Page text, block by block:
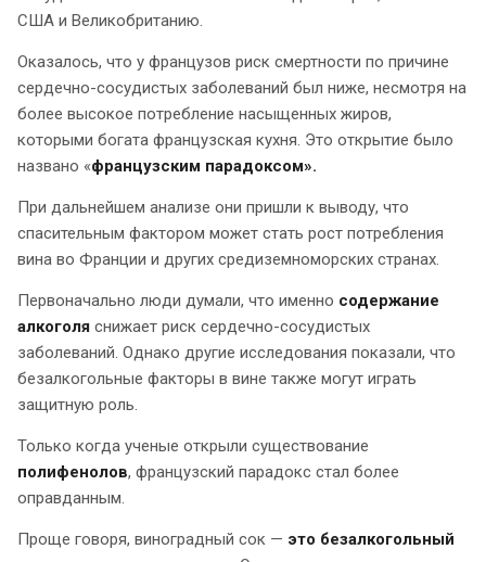
США и Великобританию.
Оказалось, что у французов риск смертности по причине
сердечно-сосудистых заболеваний был ниже, несмотря на
более высокое потребление насыщенных жиров,
которыми богата французская кухня. Это открытие было
названо «французским парадоксом».
При дальнейшем анализе они пришли к выводу, что
спасительным фактором может стать рост потребления
вина во Франции и других средиземноморских странах.
Первоначально люди думали, что именно содержание
алкоголя снижает риск сердечно-сосудистых
заболеваний. Однако другие исследования показали, что
безалкогольные факторы в вине также могут играть
защитную роль.
Только когда ученые открыли существование
полифенолов, французский парадокс стал более
оправданным.
Проще говоря, виноградный сок — это безалкогольный